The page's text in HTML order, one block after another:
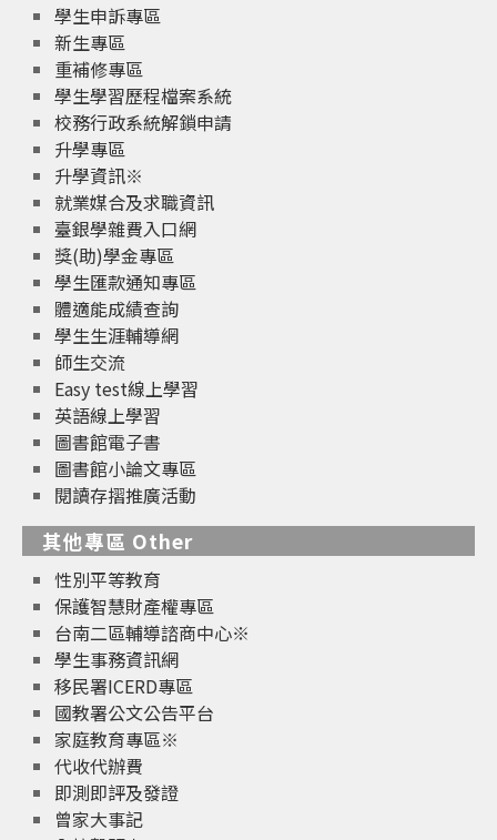
學生申訴專區
新生專區
重補修專區
學生學習歷程檔案系統
校務行政系統解鎖申請
升學專區
升學資訊※
就業媒合及求職資訊
臺銀學雜費入口網
獎(助)學金專區
學生匯款通知專區
體適能成績查詢
學生生涯輔導網
師生交流
Easy test線上學習
英語線上學習
圖書館電子書
圖書館小論文專區
閱讀存摺推廣活動
其他專區 Other
性別平等教育
保護智慧財產權專區
台南二區輔導諮商中心※
學生事務資訊網
移民署ICERD專區
國教署公文公告平台
家庭教育專區※
代收代辦費
即測即評及發證
曾家大事記